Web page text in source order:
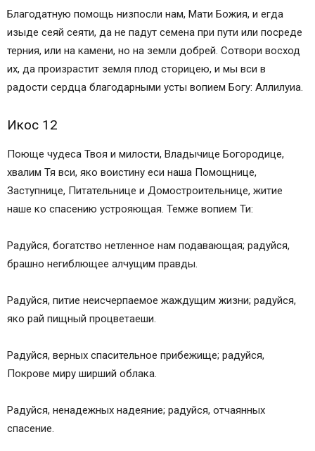
Благодатную помощь низпосли нам, Мати Божия, и егда
изыде сеяй сеяти, да не падут семена при пути или посреде
терния, или на камени, но на земли добрей. Сотвори восход
их, да произрастит земля плод сторицею, и мы вси в
радости сердца благодарными усты вопием Богу: Аллилуиа.
Икос 12
Поюще чудеса Твоя и милости, Владычице Богородице,
хвалим Тя вси, яко воистину еси наша Помощнице,
Заступнице, Питательнице и Домостроительнице, житие
наше ко спасению устрояющая. Темже вопием Ти:
Радуйся, богатство нетленное нам подавающая; радуйся,
брашно негиблющее алчущим правды.
Радуйся, питие неисчерпаемое жаждущим жизни; радуйся,
яко рай пищный процветаеши.
Радуйся, верных спасительное прибежище; радуйся,
Покрове миру ширший облака.
Радуйся, ненадежных надеяние; радуйся, отчаянных
спасение.